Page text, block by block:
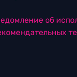
об